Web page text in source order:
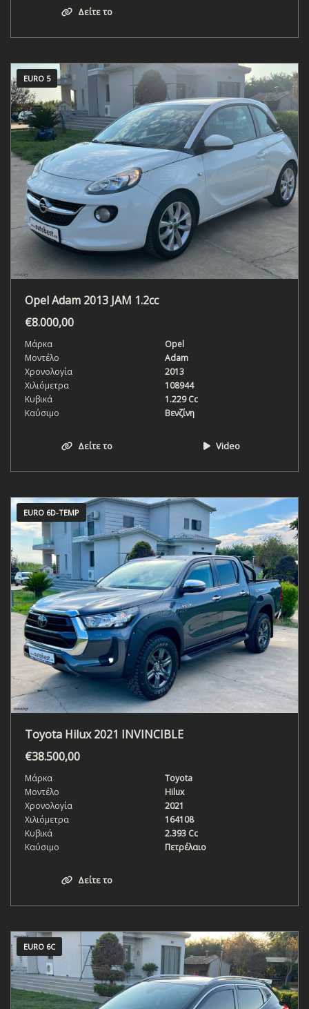
Δείτε το
EURO 5
Opel Adam 2013 JAM 1.2cc
€8.000,00
Μάρκα
Opel
Μοντέλο
Adam
Χρονολογία
2013
Χιλιόμετρα
108944
Κυβικά
1.229 Cc
Καύσιμο
Βενζίνη
Δείτε το Video
EURO 6D-TEMP
Toyota Hilux 2021 INVINCIBLE
€38.500,00
Μάρκα
Toyota
Μοντέλο
Hilux
Χρονολογία
2021
Χιλιόμετρα
164108
Κυβικά
2.393 Cc
Καύσιμο
Πετρέλαιο
Δείτε το
EURO 6C